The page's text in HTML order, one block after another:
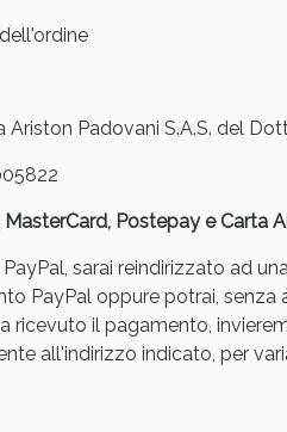
Ariston Padovani S.A.S. del
Postepay e Carta
sarai reindirizzato ad
PayPal oppure potrai,
ricevuto il pagamento,
all'indirizzo indicato, per